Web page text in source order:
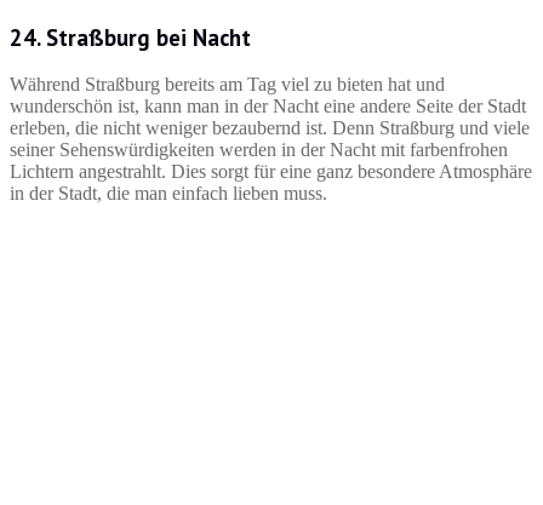
24. Straßburg bei Nacht
Während Straßburg bereits am Tag viel zu bieten hat und
wunderschön ist, kann man in der Nacht eine andere Seite der Stadt
erleben, die nicht weniger bezaubernd ist. Denn Straßburg und viele
seiner Sehenswürdigkeiten werden in der Nacht mit farbenfrohen
Lichtern angestrahlt. Dies sorgt für eine ganz besondere Atmosphäre
in der Stadt, die man einfach lieben muss.